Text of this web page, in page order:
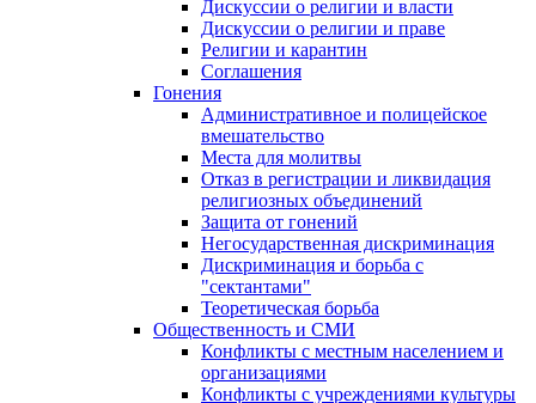
Дискуссии о религии и власти
Дискуссии о религии и праве
Религии и карантин
Соглашения
Гонения
Административное и полицейское
вмешательство
Места для молитвы
Отказ в регистрации и ликвидация
религиозных объединений
Защита от гонений
Негосударственная дискриминация
Дискриминация и борьба с
"сектантами"
Теоретическая борьба
Общественность и СМИ
Конфликты с местным населением и
организациями
Конфликты с учреждениями культуры